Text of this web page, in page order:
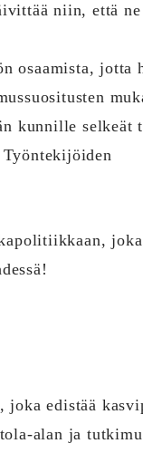
niin, että
osaamista, jotta
kunnille selkeät
Työntekijöiden
edistää
alan ja